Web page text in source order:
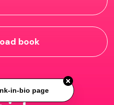
book
in-bio page